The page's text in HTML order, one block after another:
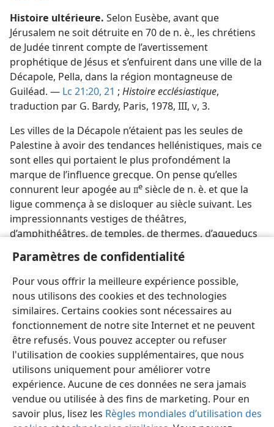
Paramètres de confidentialité
Pour vous offrir la meilleure expérience possible,
nous utilisons des cookies et des technologies
similaires. Certains cookies sont nécessaires au
fonctionnement de notre site Internet et ne peuvent
être refusés. Vous pouvez accepter ou refuser
l'utilisation de cookies supplémentaires, que nous
utilisons uniquement pour améliorer votre
expérience. Aucune de ces données ne sera jamais
vendue ou utilisée à des fins de marketing. Pour en
savoir plus, lisez les Règles mondiales d’utilisation des
Histoire ultérieure. Selon Eusèbe, avant que
Jérusalem ne soit détruite en 70 de n. è., les chrétiens
de Judée tinrent compte de l’avertissement
prophétique de Jésus et s’enfuirent dans une ville de la
Décapole, Pella, dans la région montagneuse de
Guiléad. — Lc 21:20, 21 ; Histoire ecclésiastique,
traduction par G. Bardy, Paris, 1978, III, V, 3.
Les villes de la Décapole n’étaient pas les seules de
Palestine à avoir des tendances hellénistiques, mais ce
sont elles qui portaient le plus profondément la
marque de l’influence grecque. On pense qu’elles
connurent leur apogée au IIe siècle de n. è. et que la
ligue commença à se disloquer au siècle suivant. Les
impressionnants vestiges de théâtres,
d’amphithéâtres, de temples, de thermes, d’aqueducs
(aujourd’hui Djérash) et dans d’autres villes,
témoignent de la forte influence grecque ainsi que de
la prospérité des villes de la Décapole.
Français Partager Préférences
Copyright © 2026 Watch Tower Bible and Tract Society of Pennsylvania
Conditions d’utilisation
Règles de confidentialité
Paramètres de confidentialité
Se connecter